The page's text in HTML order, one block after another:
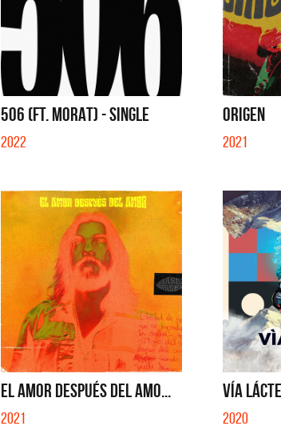
506 (FT. MORAT) - SINGLE
2022
ORIGEN
2021
EL AMOR DESPUÉS DEL AMO...
2021
VÍA
2020